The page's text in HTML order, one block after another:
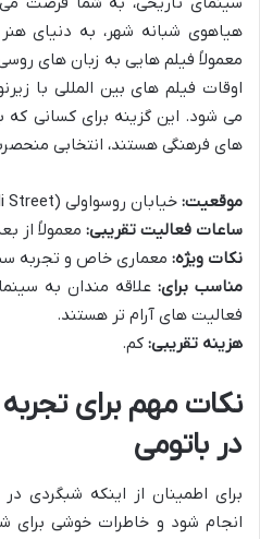
هیاهوی شبانه شهر، به دنیای هنر
معمولاً فیلم هایی به زبان های
اوقات فیلم های بین المللی با
می شود. این گزینه برای کسانی که
های فرهنگی هستند، انتخابی
موقعیت: خیابان روسواولی (Rustaveli Street)، مرکز شهر.
ساعات فعالیت تقریبی: معمولاً از
نکات ویژه: معماری خاص و تجربه
مناسب برای:علاقه مندان به
فعالیت های آرام تر هستند.
هزینه تقریبی: کم.
نکات مهم برای
در باتومی
برای اطمینان از اینکه شبگردی
انجام شود و خاطرات خوشی برای